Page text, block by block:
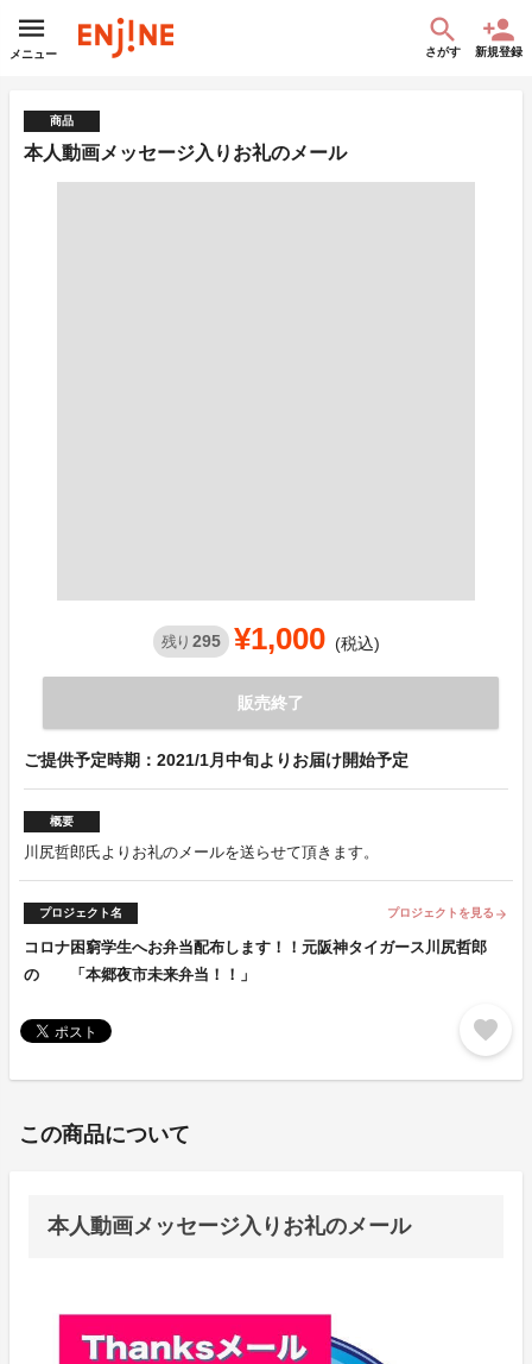
メニュー さがす 新規登録
商品
本人動画メッセージ入りお礼のメール
残り 295 ¥1,000 (税込)
販売終了
ご提供予定時期：2021/1月中旬よりお届け開始予定
概要
川尻哲郎氏よりお礼のメールを送らせて頂きます。
プロジェクト名 プロジェクトを見る arrow_forward
コロナ困窮学生へお弁当配布します！！元阪神タイガース川尻哲郎
の 「本郷夜市未来弁当！！」
favorite
この商品について
本人動画メッセージ入りお礼のメール